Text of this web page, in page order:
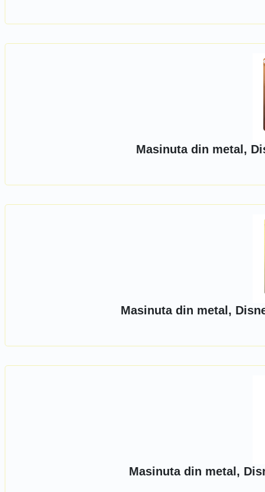
Masinuta din metal,
Masinuta din metal,
Masinuta din metal,